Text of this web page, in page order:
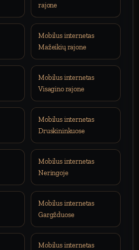
rajone
Mobilus internetas
Mažeikių rajone
Mobilus internetas
Visagino rajone
Mobilus internetas
Druskininkuose
Mobilus internetas
Neringoje
Mobilus internetas
Gargžduose
Mobilus internetas